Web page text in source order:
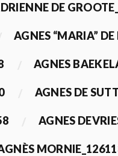
DE
AGNES “MARIA”
AGNES
AGNES DE
AGNES